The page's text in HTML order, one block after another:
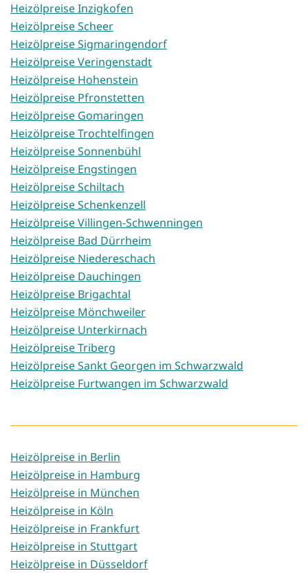
Heizölpreise Inzigkofen
Heizölpreise Scheer
Heizölpreise Sigmaringendorf
Heizölpreise Veringenstadt
Heizölpreise Hohenstein
Heizölpreise Pfronstetten
Heizölpreise Gomaringen
Heizölpreise Trochtelfingen
Heizölpreise Sonnenbühl
Heizölpreise Engstingen
Heizölpreise Schiltach
Heizölpreise Schenkenzell
Heizölpreise Villingen-Schwenningen
Heizölpreise Bad Dürrheim
Heizölpreise Niedereschach
Heizölpreise Dauchingen
Heizölpreise Brigachtal
Heizölpreise Mönchweiler
Heizölpreise Unterkirnach
Heizölpreise Triberg
Heizölpreise Sankt Georgen im Schwarzwald
Heizölpreise Furtwangen im Schwarzwald
Heizölpreise in Berlin
Heizölpreise in Hamburg
Heizölpreise in München
Heizölpreise in Köln
Heizölpreise in Frankfurt
Heizölpreise in Stuttgart
Heizölpreise in Düsseldorf